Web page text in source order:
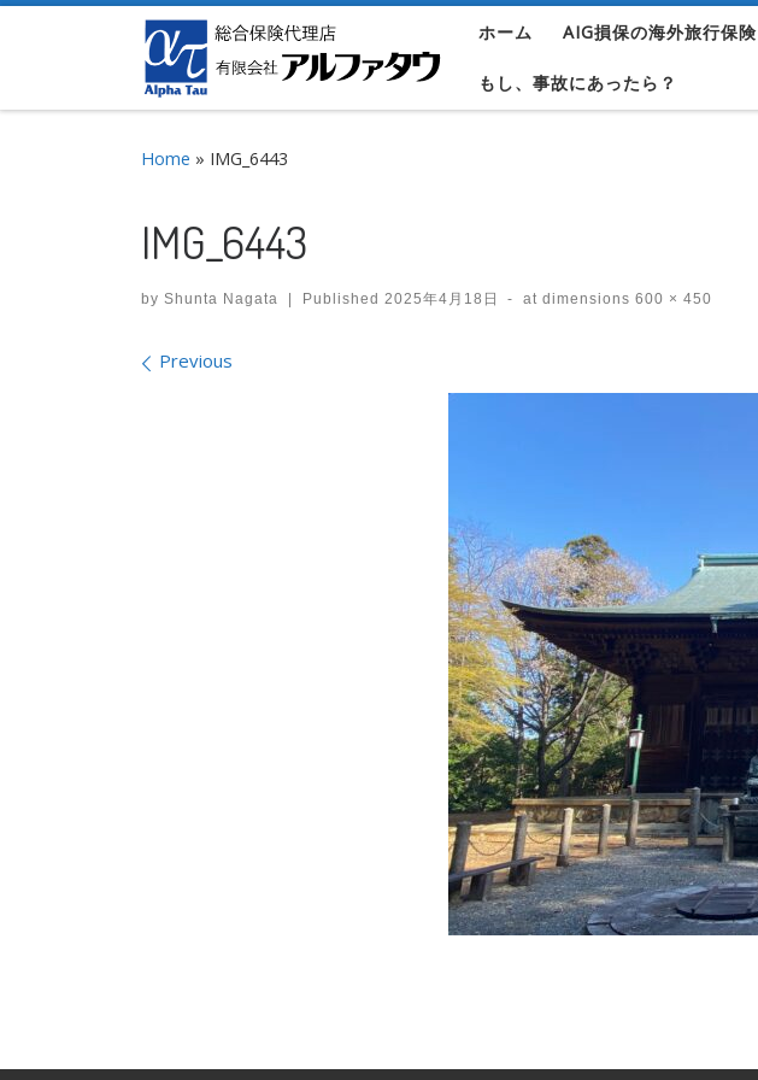
Skip to content ホーム AIG損保の海外旅行保険
もし、事故にあったら？
Home » IMG_6443
IMG_6443
by Shunta Nagata Published 2025年4月18日 - at dimensions 600 × 450
Images navigation
Previous